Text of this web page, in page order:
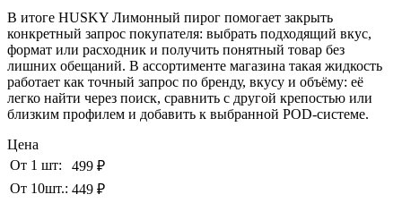
В итоге HUSKY Лимонный пирог помогает закрыть
конкретный запрос покупателя: выбрать подходящий вкус,
формат или расходник и получить понятный товар без
лишних обещаний. В ассортименте магазина такая жидкость
работает как точный запрос по бренду, вкусу и объёму: её
легко найти через поиск, сравнить с другой крепостью или
близким профилем и добавить к выбранной POD-системе.
Цена
От 1 шт:
499 ₽
От 10шт.: 449 ₽